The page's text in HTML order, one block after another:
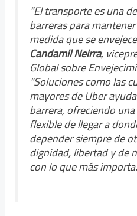
“El transporte es una
barreras para
medida que se
Candamil Neirra,
Global sobre
“Soluciones como las
mayores de Uber
barrera, ofreciendo
flexible de llegar a
depender siempre de
dignidad, libertad y de
con lo que más